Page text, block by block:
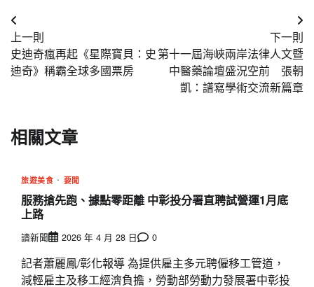
文
章
導
上一則
史迪奇瘋再起《星際寶貝：史
迪奇》稱霸全球多國票房
下一則
第十一屆海峽兩岸法律人文暨
中醫藥論壇盛況空前 張朝
凱：譜寫學術交流新篇章
相關文章
旅遊美食 要聞
服務搶先跑、據點零距離 中彰投分署直聘試營運1月底
上路
讀新聞 2026 年 4 月 28 日 0
記者蕭麗鳳/彰化報導 為提供雇主多元聘僱移工管道，
減輕雇主及移工經濟負擔，勞動部勞動力發展署中彰投